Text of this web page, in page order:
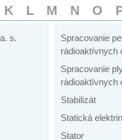
K L M N O
s.
Spracovanie
rádioaktívnych
Spracovanie
rádioaktívnych
Stabilizát
Statická
Stator